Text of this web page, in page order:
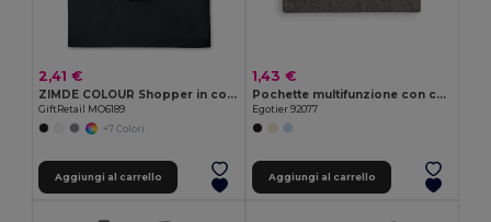
2,41 €
ZIMDE COLOUR Shopper in cotone organico
GiftRetail MO6189
+7 Colori
Aggiungi al carrello
1,43 €
Pochette multifunzione con cotone riciclato (70%) e poliestere (30% rPET) (140 g/m²) (140 g/m²)
Egotier 92077
Aggiungi al carrello